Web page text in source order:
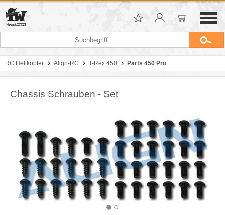
RC Helikopter Align-RC T-Rex 450 Parts 450 Pro
Chassis Schrauben - Set